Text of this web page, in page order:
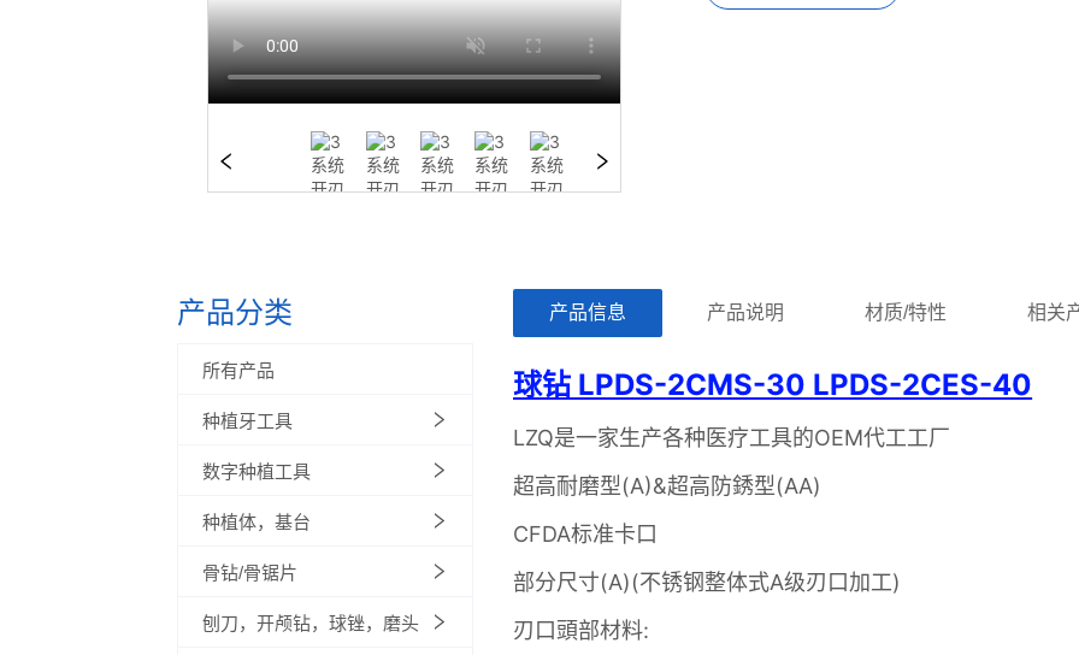
产品分类
所有产品
种植牙工具
数字种植工具
种植体，基台
骨钻/骨锯片
刨刀，开颅钻，球锉，磨头
ㅤㅤ产品信息ㅤㅤ ㅤㅤ产品说明ㅤㅤ ㅤㅤ材质/特性ㅤㅤ ㅤㅤ相关